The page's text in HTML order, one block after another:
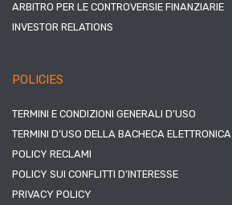
ARBITRO PER LE CONTROVERSIE FINANZIARIE
INVESTOR RELATIONS
POLICIES
TERMINI E CONDIZIONI GENERALI D’USO
TERMINI D’USO DELLA BACHECA ELETTRONICA
POLICY RECLAMI
POLICY SUI CONFLITTI D’INTERESSE
PRIVACY POLICY